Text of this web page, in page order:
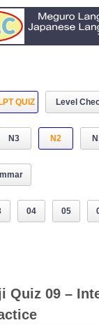
QUIZ Level
N3 N2
04 05
Quiz 09 –